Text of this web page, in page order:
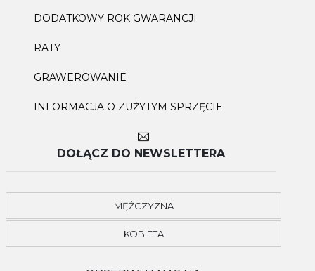
DODATKOWY ROK GWARANCJI
RATY
GRAWEROWANIE
INFORMACJA O ZUŻYTYM SPRZĘCIE
DOŁĄCZ DO NEWSLETTERA
MĘŻCZYZNA
KOBIETA